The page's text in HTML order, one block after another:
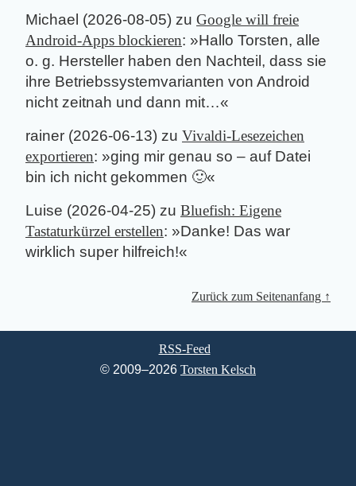
Michael (2026-08-05) zu Google will freie
Android-Apps blockieren: »Hallo Torsten, alle
o. g. Hersteller haben den Nachteil, dass sie
ihre Betriebssystemvarianten von Android
nicht zeitnah und dann mit…«
rainer (2026-06-13) zu Vivaldi-Lesezeichen
exportieren: »ging mir genau so – auf Datei
bin ich nicht gekommen 🙂«
Luise (2026-04-25) zu Bluefish: Eigene
Tastaturkürzel erstellen: »Danke! Das war
wirklich super hilfreich!«
Zurück zum Seitenanfang ↑
RSS-Feed
© 2009–2026 Torsten Kelsch